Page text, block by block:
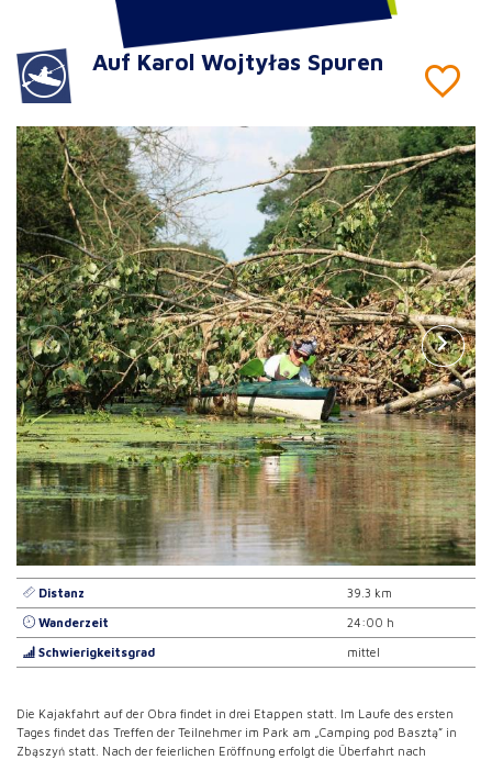
Auf Karol Wojtyłas Spuren
Distanz 39.3 km
Wanderzeit 24:00 h
Schwierigkeitsgrad mittel
Die Kajakfahrt auf der Obra findet in drei Etappen statt. Im Laufe des ersten
Tages findet das Treffen der Teilnehmer im Park am „Camping pod Basztą” in
Zbąszyń statt. Nach der feierlichen Eröffnung erfolgt die Überfahrt nach